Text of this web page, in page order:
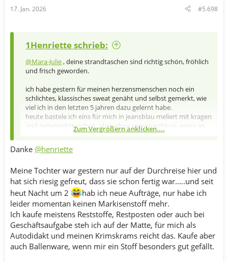
:
17. Jan. 2026 #5.698
1Henriette schrieb:
@Mara-Julie , deine strandtaschen sind richtig schön, fröhlich
und frisch geworden.
ich habe gestern für meinen herzensmenschen noch ein
schlichtes, klassisches sweat genäht und selbst gemerkt, wie
viel ich in den letzten 5 jahren dazu gelernt habe.
heute bastele ich eins für mich in jeansblau meliert mit kragen
und seitennahttaschen, aber ohne reissverschluss. wenn es
was wird, werde ich euch mit foto belästigen
Zum Vergrößern anklicken....
Danke @henriette
Meine Tochter war gestern nur auf der Durchreise hier und
hat sich riesig gefreut, dass sie schon fertig war.….und seit
heut Nacht um 2
hab ich neue Aufträge, nur habe ich
leider momentan keinen Markisenstoff mehr.
Ich kaufe meistens Reststoffe, Restposten oder auch bei
Geschäftsaufgabe steh ich auf der Matte, für mich als
Autodidakt und meinen Krimskrams reicht das. Kaufe aber
auch Ballenware, wenn mir ein Stoff besonders gut gefällt.